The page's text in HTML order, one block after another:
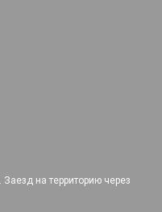
на территорию через